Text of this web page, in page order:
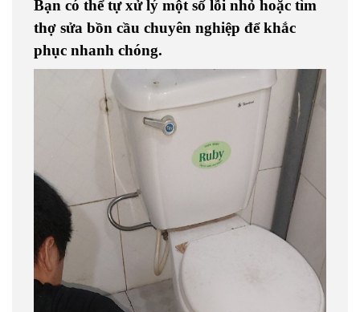
Bạn có thể tự xử lý một số lỗi nhỏ hoặc tìm
thợ sửa bồn cầu chuyên nghiệp để khắc
phục nhanh chóng.